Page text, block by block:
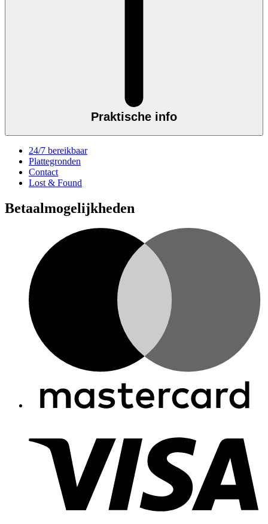
Praktische info
24/7 bereikbaar
Plattegronden
Contact
Lost & Found
Betaalmogelijkheden